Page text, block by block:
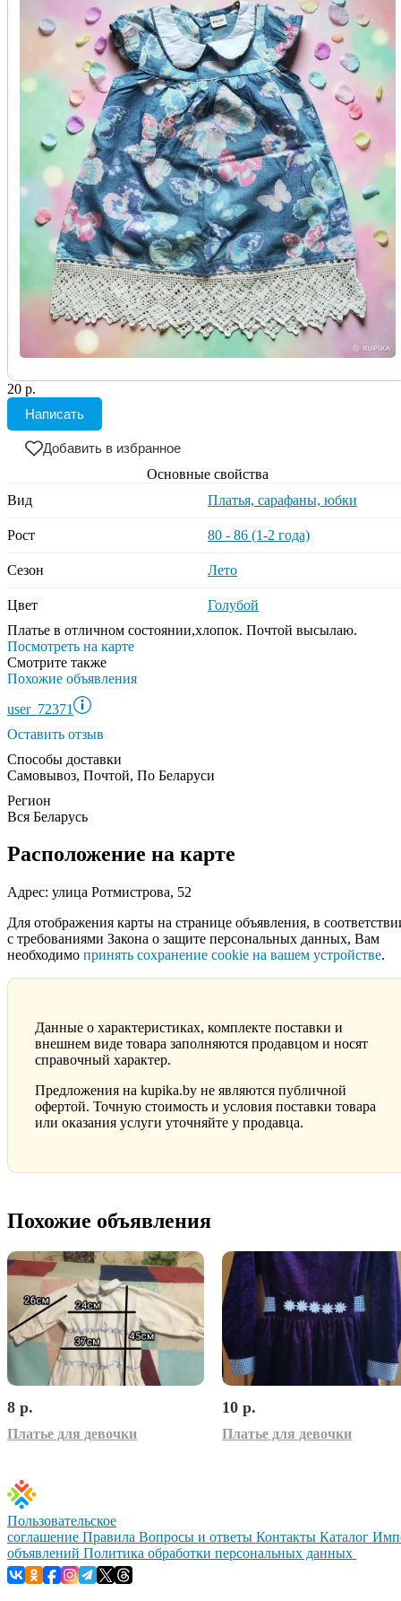
20 р.
Написать
Добавить в избранное
Основные свойства
Вид
Платья, сарафаны, юбки
Рост 80 - 86 (1-2 года)
Сезон Лето
Цвет
Голубой
Платье в отличном состоянии,хлопок. Почтой высылаю.
Посмотреть на карте
Смотрите также
Похожие объявления
user_72371
Оставить отзыв
Способы доставки
Самовывоз, Почтой, По Беларуси
Регион
Вся Беларусь
Расположение на карте
Адрес: улица Ротмистрова, 52
Для отображения карты на странице объявления, в
с требованиями Закона о защите персональных данных, Вам
необходимо принять сохранение cookie на вашем устройстве.
Данные о характеристиках, комплекте поставки и
внешнем виде товара заполняются продавцом и носят
справочный характер.
Предложения на kupika.by не являются публичной
офертой. Точную стоимость и условия поставки товара
или оказания услуги уточняйте у продавца.
Похожие объявления
8 р.
Платье для девочки
10 р.
Платье для девочки
Пользовательское
соглашение Правила Вопросы и ответы Контакты Каталог
объявлений Политика обработки персональных данных